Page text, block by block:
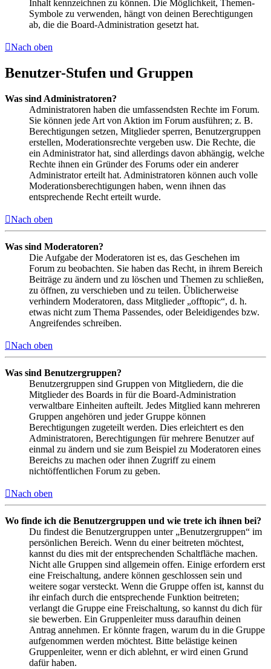
Inhalt kennzeichnen zu können. Die Möglichkeit, Themen-
Symbole zu verwenden, hängt von deinen Berechtigungen
ab, die die Board-Administration gesetzt hat.
Nach oben
Benutzer-Stufen und Gruppen
Was sind Administratoren?
Administratoren haben die umfassendsten Rechte im Forum.
Sie können jede Art von Aktion im Forum ausführen; z. B.
Berechtigungen setzen, Mitglieder sperren, Benutzergruppen
erstellen, Moderationsrechte vergeben usw. Die Rechte, die
ein Administrator hat, sind allerdings davon abhängig, welche
Rechte ihnen ein Gründer des Forums oder ein anderer
Administrator erteilt hat. Administratoren können auch volle
Moderationsberechtigungen haben, wenn ihnen das
entsprechende Recht erteilt wurde.
Nach oben
Was sind Moderatoren?
Die Aufgabe der Moderatoren ist es, das Geschehen im
Forum zu beobachten. Sie haben das Recht, in ihrem Bereich
Beiträge zu ändern und zu löschen und Themen zu schließen,
zu öffnen, zu verschieben und zu teilen. Üblicherweise
verhindern Moderatoren, dass Mitglieder „offtopic“, d. h.
etwas nicht zum Thema Passendes, oder Beleidigendes bzw.
Angreifendes schreiben.
Nach oben
Was sind Benutzergruppen?
Benutzergruppen sind Gruppen von Mitgliedern, die die
Mitglieder des Boards in für die Board-Administration
verwaltbare Einheiten aufteilt. Jedes Mitglied kann mehreren
Gruppen angehören und jeder Gruppe können
Berechtigungen zugeteilt werden. Dies erleichtert es den
Administratoren, Berechtigungen für mehrere Benutzer auf
einmal zu ändern und sie zum Beispiel zu Moderatoren eines
Bereichs zu machen oder ihnen Zugriff zu einem
nichtöffentlichen Forum zu geben.
Nach oben
Wo finde ich die Benutzergruppen und wie trete ich ihnen bei?
Du findest die Benutzergruppen unter „Benutzergruppen“ im
persönlichen Bereich. Wenn du einer beitreten möchtest,
kannst du dies mit der entsprechenden Schaltfläche machen.
Nicht alle Gruppen sind allgemein offen. Einige erfordern erst
eine Freischaltung, andere können geschlossen sein und
weitere sogar versteckt. Wenn die Gruppe offen ist, kannst du
ihr einfach durch die entsprechende Funktion beitreten;
verlangt die Gruppe eine Freischaltung, so kannst du dich für
sie bewerben. Ein Gruppenleiter muss daraufhin deinen
Antrag annehmen. Er könnte fragen, warum du in die Gruppe
aufgenommen werden möchtest. Bitte belästige keinen
Gruppenleiter, wenn er dich ablehnt, er wird einen Grund
dafür haben.